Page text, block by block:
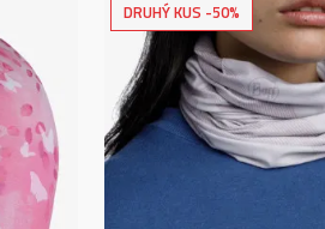
DRUHÝ KUS -50%